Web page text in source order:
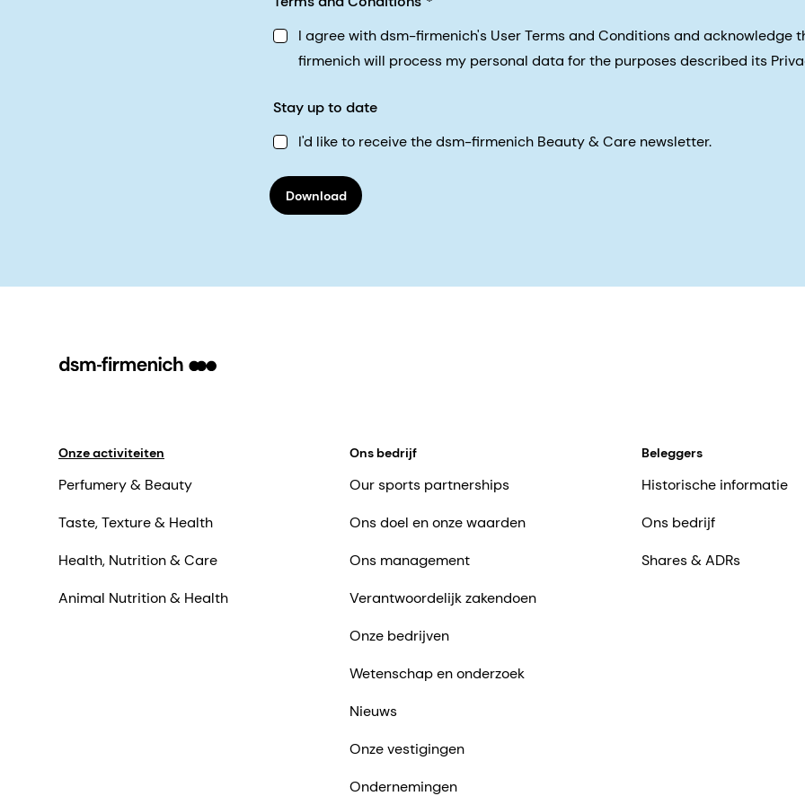
I agree with dsm-firmenich's User Terms and Conditions and acknowledge
firmenich will process my personal data for the purposes described its
Stay up to date
I'd like to receive the dsm-firmenich Beauty & Care newsletter.
Download
Onze activiteiten
Perfumery & Beauty
Taste, Texture & Health
Health, Nutrition & Care
Animal Nutrition & Health
Ons bedrijf
Our sports partnerships
Ons doel en onze waarden
Ons management
Verantwoordelijk zakendoen
Onze bedrijven
Wetenschap en onderzoek
Nieuws
Onze vestigingen
Ondernemingen
Beleggers
Historische informatie
Ons bedrijf
Shares & ADRs